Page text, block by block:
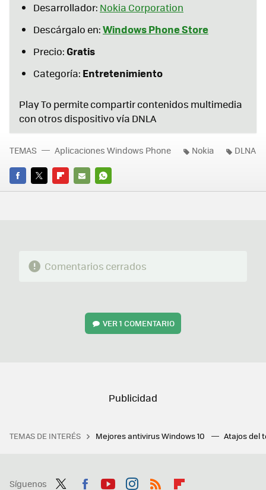
Desarrollador: Nokia Corporation
Descárgalo en:Windows Phone Store
Precio:Gratis
Categoría: Entretenimiento
Play To permite compartir contenidos multimedia
con otros dispositivo vía DNLA
FACEBOOK
TWITTERFLIPBOARD
E-
WHATSAPP
TEMAS Aplicaciones Windows Phone Nokia DLNA
Comentarios cerrados
VER1 COMENTARIO
TEMAS DE INTERÉS Mejores antivirus Windows 10 Atajos del
Síguenos